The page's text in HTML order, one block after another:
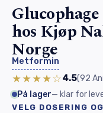
hos Kjøp
Norge
Metformin
★★★★☆4.5(92
På lager— klar for
VELG DOSERING